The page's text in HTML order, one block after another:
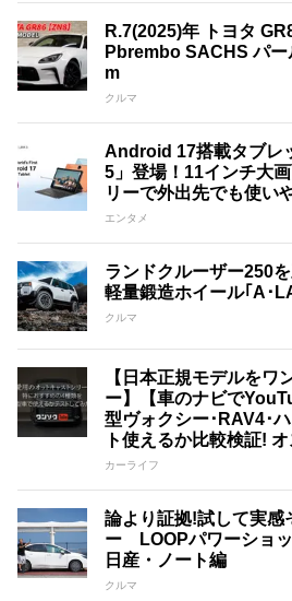
R.7(2025)年 トヨタ
Pbrembo SACHS パ
m
クルマ
Android 17搭載タブレ
5」登場！11インチ大
リーで外出先でも使い
エンタメ
ランドクルーザー250
軽量鍛造ホイール｢A･
クルマ
【日本正規モデルをワ
ー】【車のナビで
型ヴォクシー･RAV4･
ト使えるか比較検証!
カーライフ
論より証拠!試して実感
ー LOOPパワーショッ
日産・ノート編
クルマ